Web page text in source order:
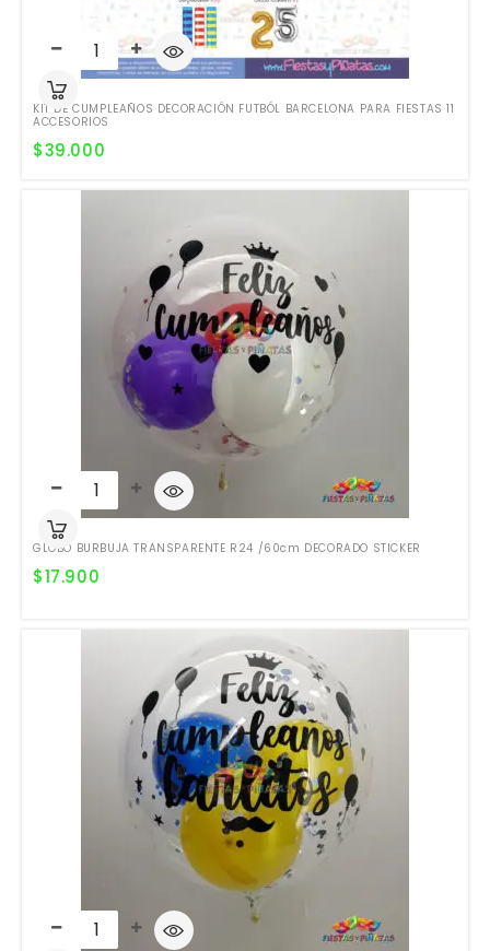
KIT DE CUMPLEAÑOS DECORACIÓN FUTBÓL BARCELONA PARA FIESTAS 11
ACCESORIOS
$39.000
GLOBO BURBUJA TRANSPARENTE R24 /60cm DECORADO STICKER
$17.900